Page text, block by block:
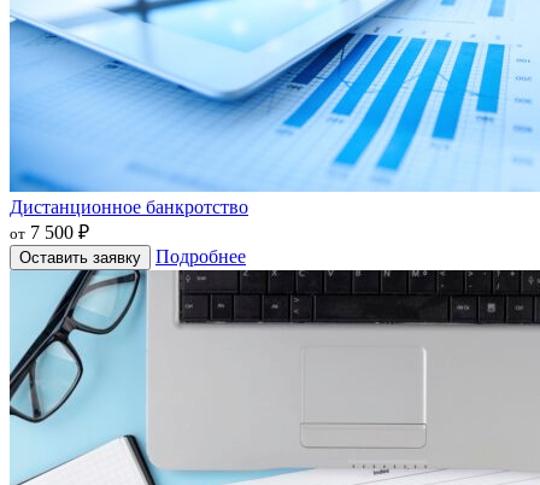
Дистанционное банкротство
от 7 500 ₽
Оставить заявку Подробнее